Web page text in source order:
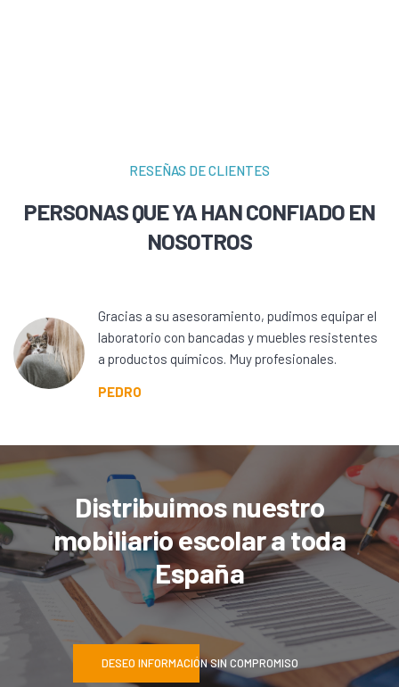
RESEÑAS DE CLIENTES
PERSONAS QUE YA HAN CONFIADO EN
NOSOTROS
Gracias a su asesoramiento, pudimos equipar el
laboratorio con bancadas y muebles resistentes
a productos químicos. Muy profesionales.
PEDRO
Distribuimos nuestro
mobiliario escolar a toda
España
DESEO INFORMACIÓN SIN COMPROMISO